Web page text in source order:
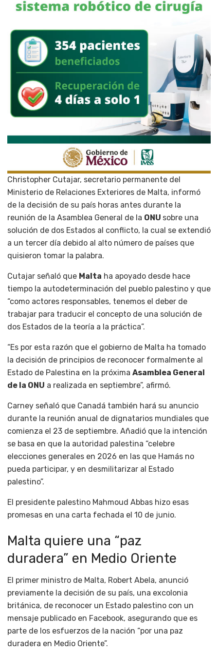
Christopher Cutajar, secretario permanente del
Ministerio de Relaciones Exteriores de Malta, informó
de la decisión de su país horas antes durante la
reunión de la Asamblea General de la ONU sobre una
solución de dos Estados al conflicto, la cual se extendió
a un tercer día debido al alto número de países que
quisieron tomar la palabra.
Cutajar señaló que Malta ha apoyado desde hace
tiempo la autodeterminación del pueblo palestino y que
“como actores responsables, tenemos el deber de
trabajar para traducir el concepto de una solución de
dos Estados de la teoría a la práctica”.
“Es por esta razón que el gobierno de Malta ha tomado
la decisión de principios de reconocer formalmente al
Estado de Palestina en la próxima Asamblea General
de la ONU a realizada en septiembre”, afirmó.
Carney señaló que Canadá también hará su anuncio
durante la reunión anual de dignatarios mundiales que
comienza el 23 de septiembre. Añadió que la intención
se basa en que la autoridad palestina “celebre
elecciones generales en 2026 en las que Hamás no
pueda participar, y en desmilitarizar al Estado
palestino”.
El presidente palestino Mahmoud Abbas hizo esas
promesas en una carta fechada el 10 de junio.
Malta quiere una “paz
duradera” en Medio Oriente
El primer ministro de Malta, Robert Abela, anunció
previamente la decisión de su país, una excolonia
británica, de reconocer un Estado palestino con un
mensaje publicado en Facebook, asegurando que es
parte de los esfuerzos de la nación “por una paz
duradera en Medio Oriente”.